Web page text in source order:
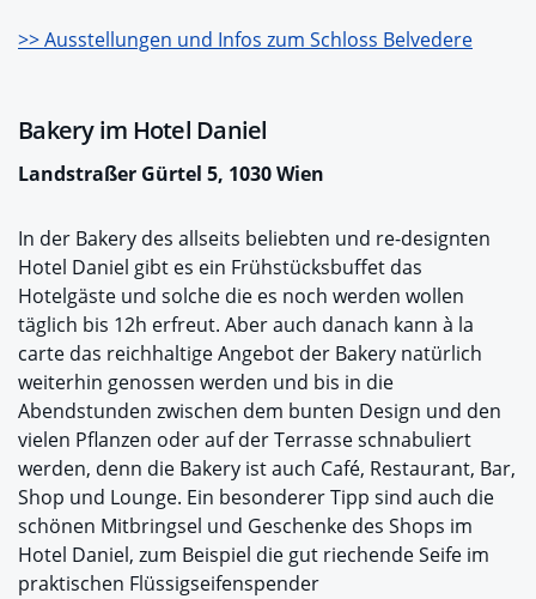
>> Ausstellungen und Infos zum Schloss Belvedere
Bakery im Hotel Daniel
Landstraßer Gürtel 5, 1030 Wien
In der Bakery des allseits beliebten und re-designten
Hotel Daniel gibt es ein Frühstücksbuffet das
Hotelgäste und solche die es noch werden wollen
täglich bis 12h erfreut. Aber auch danach kann à la
carte das reichhaltige Angebot der Bakery natürlich
weiterhin genossen werden und bis in die
Abendstunden zwischen dem bunten Design und den
vielen Pflanzen oder auf der Terrasse schnabuliert
werden, denn die Bakery ist auch Café, Restaurant, Bar,
Shop und Lounge. Ein besonderer Tipp sind auch die
schönen Mitbringsel und Geschenke des Shops im
Hotel Daniel, zum Beispiel die gut riechende Seife im
praktischen Flüssigseifenspender